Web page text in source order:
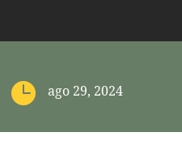
 ago 29, 2024